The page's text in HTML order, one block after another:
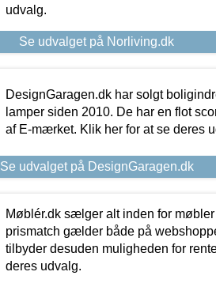
udvalg.
Se udvalget på Norliving.dk
DesignGaragen.dk har solgt
lamper siden 2010. De har en flot
af E-mærket. Klik her for at se deres
Se udvalget på DesignGaragen.dk
Møblér.dk sælger alt inden for
prismatch gælder både på
tilbyder desuden muligheden for
deres udvalg.